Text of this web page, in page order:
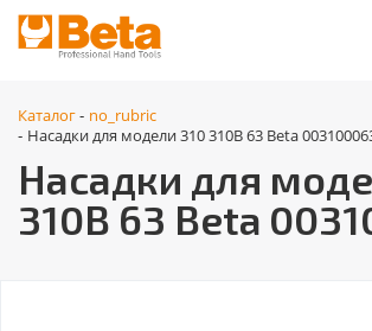
Каталог - no_rubric
- Насадки для модели 310 310B 63 Beta
Насадки для
310B 63 Beta